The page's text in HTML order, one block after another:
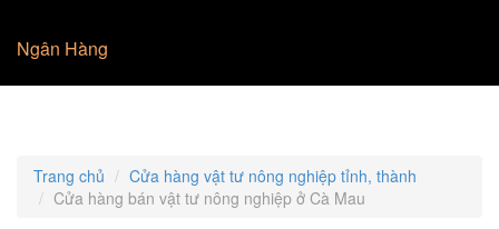
Ngân Hàng
Trang chủ
Cửa hàng vật tư nông nghiệp tỉnh, thành
Cửa hàng bán vật tư nông nghiệp ở Cà Mau